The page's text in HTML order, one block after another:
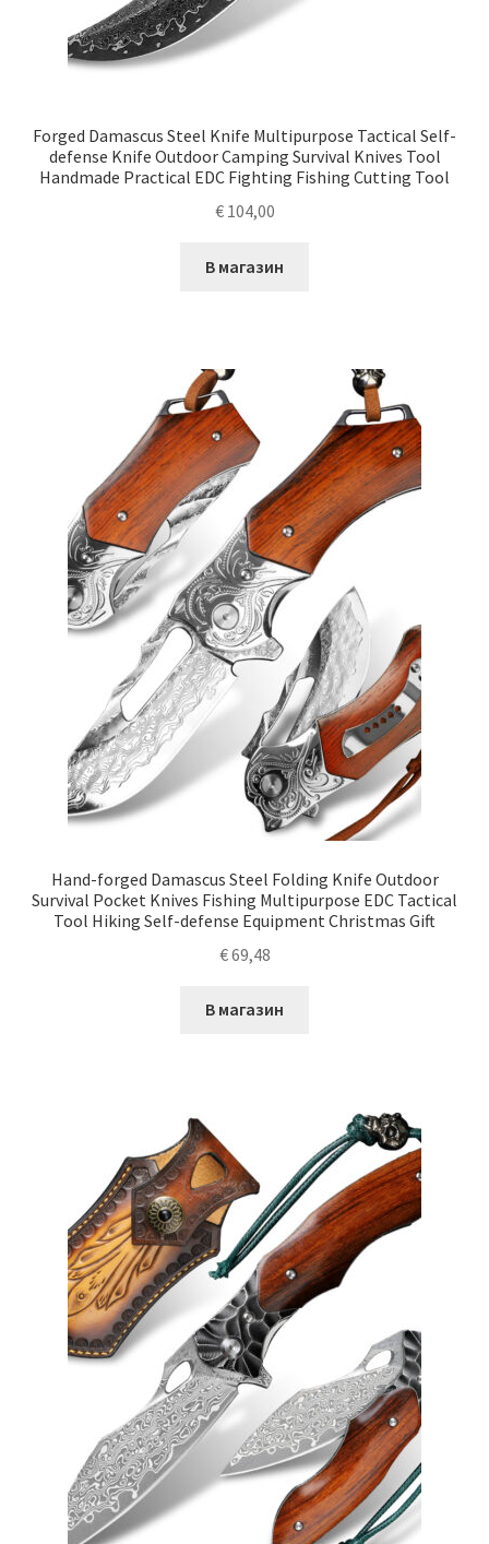
Forged Damascus Steel Knife Multipurpose Tactical Self-
defense Knife Outdoor Camping Survival Knives Tool
Handmade Practical EDC Fighting Fishing Cutting Tool
€104,00
В магазин
Hand-forged Damascus Steel Folding Knife Outdoor
Survival Pocket Knives Fishing Multipurpose EDC Tactical
Tool Hiking Self-defense Equipment Christmas Gift
€69,48
В магазин